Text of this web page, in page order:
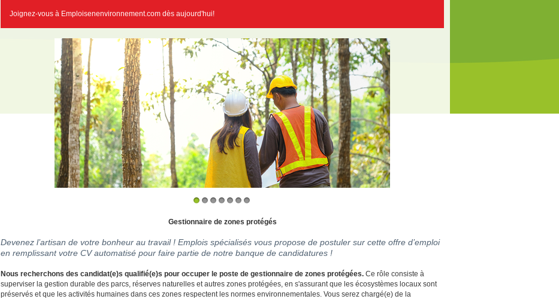
Joignez-vous à Emploisenenvironnement.com dès aujourd'hui!
Gestionnaire de zones protégés
Devenez l’artisan de votre bonheur au travail ! Emplois spécialisés vous propose de postuler sur cette offre d’emploi
en remplissant votre CV automatisé pour faire partie de notre banque de candidatures !
Nous recherchons des candidat(e)s qualifié(e)s pour occuper le poste de gestionnaire de zones protégées. Ce rôle consiste à
superviser la gestion durable des parcs, réserves naturelles et autres zones protégées, en s'assurant que les écosystèmes locaux sont
préservés et que les activités humaines dans ces zones respectent les normes environnementales. Vous serez chargé(e) de la